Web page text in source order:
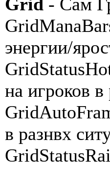
энергии/
на игроков в
в разнвх